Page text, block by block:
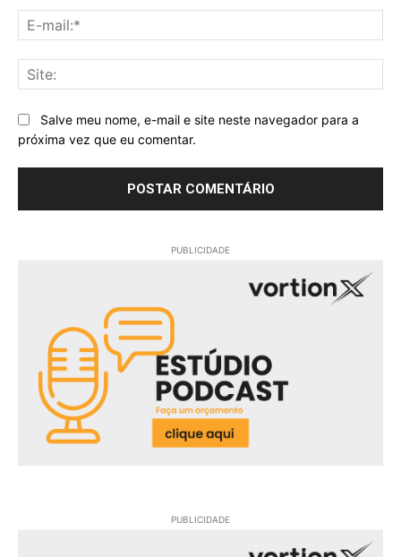
Salve meu nome, e-mail e site neste navegador para a
próxima vez que eu comentar.
PUBLICIDADE
PUBLICIDADE